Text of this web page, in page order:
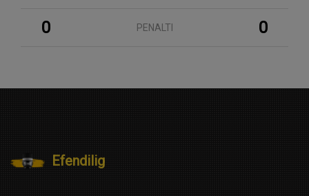
0
PENALTI 0
Efendilig